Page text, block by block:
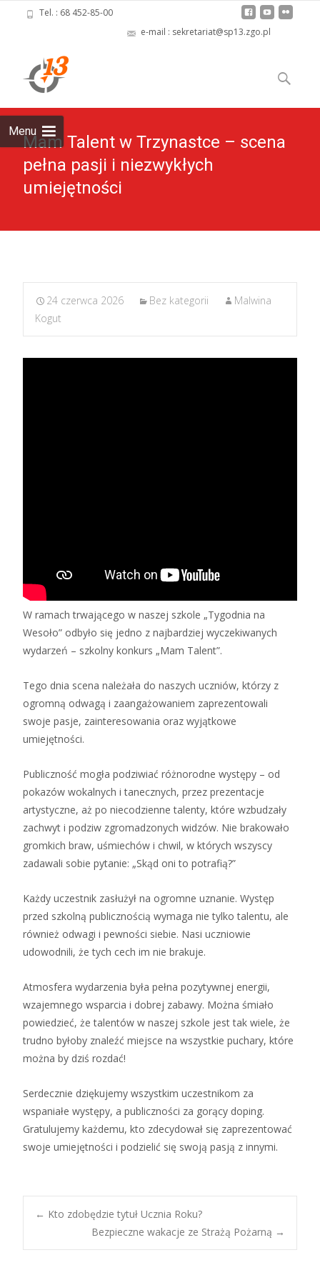
Tel. : 68 452-85-00
e-mail : sekretariat@sp13.zgo.pl
Menu
to
content
Szukaj:
Mam Talent w Trzynastce – scena
pełna pasji i niezwykłych
umiejętności
24 czerwca 2026 Bez kategorii
Malwina
Kogut
W ramach trwającego w naszej szkole „Tygodnia na
Wesoło” odbyło się jedno z najbardziej wyczekiwanych
wydarzeń – szkolny konkurs „Mam Talent”.
Tego dnia scena należała do naszych uczniów, którzy z
ogromną odwagą i zaangażowaniem zaprezentowali
swoje pasje, zainteresowania oraz wyjątkowe
umiejętności.
Publiczność mogła podziwiać różnorodne występy – od
pokazów wokalnych i tanecznych, przez prezentacje
artystyczne, aż po niecodzienne talenty, które wzbudzały
zachwyt i podziw zgromadzonych widzów. Nie brakowało
gromkich braw, uśmiechów i chwil, w których wszyscy
zadawali sobie pytanie: „Skąd oni to potrafią?”
Każdy uczestnik zasłużył na ogromne uznanie. Występ
przed szkolną publicznością wymaga nie tylko talentu, ale
również odwagi i pewności siebie. Nasi uczniowie
udowodnili, że tych cech im nie brakuje.
Atmosfera wydarzenia była pełna pozytywnej energii,
wzajemnego wsparcia i dobrej zabawy. Można śmiało
powiedzieć, że talentów w naszej szkole jest tak wiele, że
trudno byłoby znaleźć miejsce na wszystkie puchary, które
można by dziś rozdać!
Serdecznie dziękujemy wszystkim uczestnikom za
wspaniałe występy, a publiczności za gorący doping.
Gratulujemy każdemu, kto zdecydował się zaprezentować
swoje umiejętności i podzielić się swoją pasją z innymi.
Post
← Kto zdobędzie tytuł Ucznia Roku?
Bezpieczne wakacje ze Strażą Pożarną →